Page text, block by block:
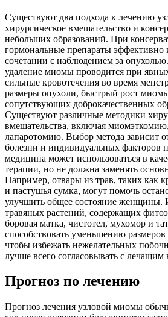
Существуют два подхода к лечению
хирургическое вмешательство и
небольших образований. При
гормональные препараты эффективно
сочетании с наблюдением за
удаление миомы проводится при
сильные кровотечения во время
размеры опухоли, быстрый рост
сопутствующих доброкачественных
Существуют различные методики
вмешательства, включая
лапаротомию. Выбор метода зависит
болезни и индивидуальных факторов
медицина может использоваться в
терапии, но не должна заменять
Например, отвары из трав, таких как
и пастушья сумка, могут помочь
улучшить общее состояние женщины.
травяных растений, содержащих
боровая матка, чистотел, мухомор и
способствовать уменьшению
чтобы избежать нежелательных
лучше всего согласовывать с лечащим
Прогноз по лечению
Прогноз лечения узловой миомы